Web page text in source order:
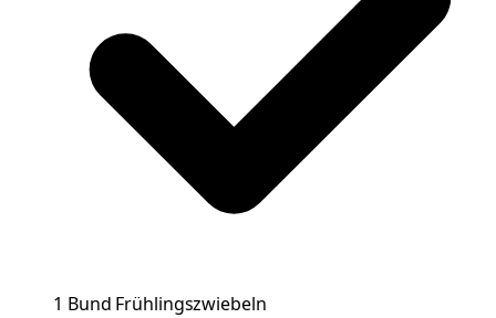
1 Bund Frühlingszwiebeln